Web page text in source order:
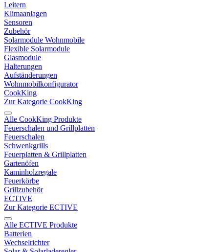
Leitern
Klimaanlagen
Sensoren
Zubehör
Solarmodule Wohnmobile
Flexible Solarmodule
Glasmodule
Halterungen
Aufständerungen
Wohnmobilkonfigurator
CookKing
Zur Kategorie CookKing
Alle CookKing Produkte
Feuerschalen und Grillplatten
Feuerschalen
Schwenkgrills
Feuerplatten & Grillplatten
Gartenöfen
Kaminholzregale
Feuerkörbe
Grillzubehör
ECTIVE
Zur Kategorie ECTIVE
Alle ECTIVE Produkte
Batterien
Wechselrichter